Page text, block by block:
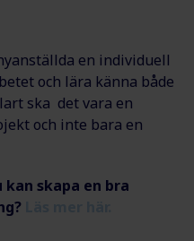
en individuell
och lära känna både
ska det vara en
och inte bara en
skapa en bra